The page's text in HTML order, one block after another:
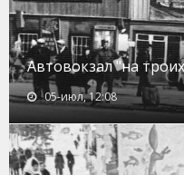
Автовокзал "на
05-июл, 12:08